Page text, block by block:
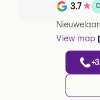
Note de
3.7★
View map